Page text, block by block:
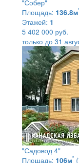
"Собер"
Площадь: 136.8м
Этажей: 1
5 402 000 руб.
только до 31
"Садовод 4"
Площадь: 106м²